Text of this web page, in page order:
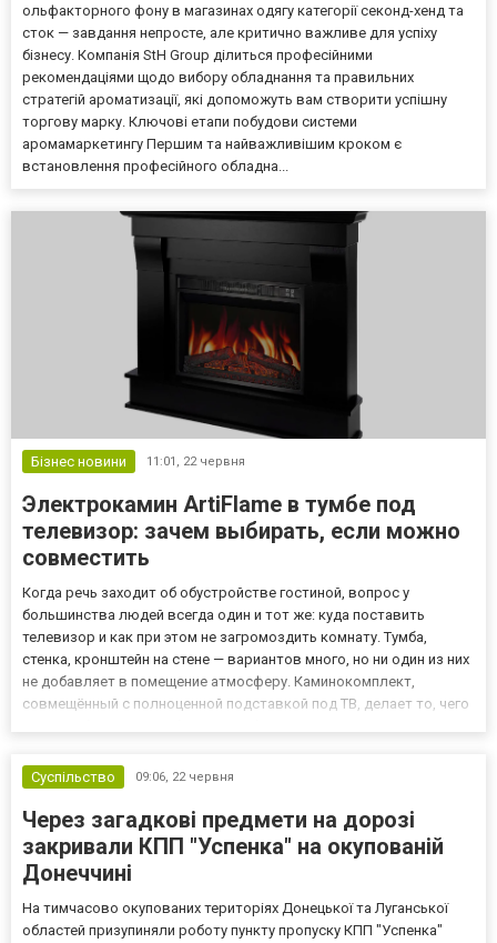
ольфакторного фону в магазинах одягу категорії секонд-хенд та
сток — завдання непросте, але критично важливе для успіху
бізнесу. Компанія StH Group ділиться професійними
рекомендаціями щодо вибору обладнання та правильних
стратегій ароматизації, які допоможуть вам створити успішну
торгову марку. Ключові етапи побудови системи
аромамаркетингу Першим та найважливішим кроком є
встановлення професійного обладна...
Бізнес новини 11:01, 22 червня
Электрокамин ArtiFlame в тумбе под
телевизор: зачем выбирать, если можно
совместить
Когда речь заходит об обустройстве гостиной, вопрос у
большинства людей всегда один и тот же: куда поставить
телевизор и как при этом не загромоздить комнату. Тумба,
стенка, кронштейн на стене — вариантов много, но ни один из них
не добавляет в помещение атмосферу. Каминокомплект,
совмещённый с полноценной подставкой под ТВ, делает то, чего
занима...
Суспільство 09:06, 22 червня
Через загадкові предмети на дорозі
закривали КПП "Успенка" на окупованій
Донеччині
На тимчасово окупованих територіях Донецької та Луганської
областей призупиняли роботу пункту пропуску КПП "Успенка"